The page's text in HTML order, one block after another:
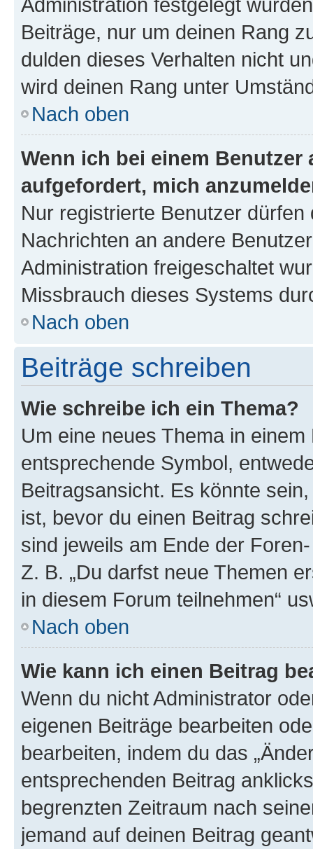
Beiträge, nur um deinen Rang
dulden dieses Verhalten nicht
wird deinen Rang unter
Nach oben
Wenn ich bei einem
aufgefordert, mich
Nur registrierte Benutzer
Nachrichten an andere
Administration freigeschaltet
Missbrauch dieses Systems
Nach oben
Beiträge schreiben
Wie schreibe ich ein Thema?
Um eine neues Thema in
entsprechende Symbol,
Beitragsansicht. Es könnte
ist, bevor du einen Beitrag
sind jeweils am Ende der
Z. B. „Du darfst neue Themen
in diesem Forum teilnehmen“
Nach oben
Wie kann ich einen Beitrag
Wenn du nicht Administrator
eigenen Beiträge bearbeiten
bearbeiten, indem du das
entsprechenden Beitrag
begrenzten Zeitraum nach
jemand auf deinen Beitrag